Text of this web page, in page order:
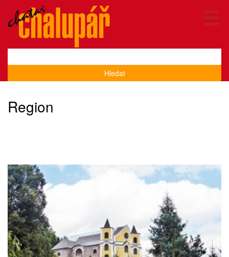
Hledat
Region